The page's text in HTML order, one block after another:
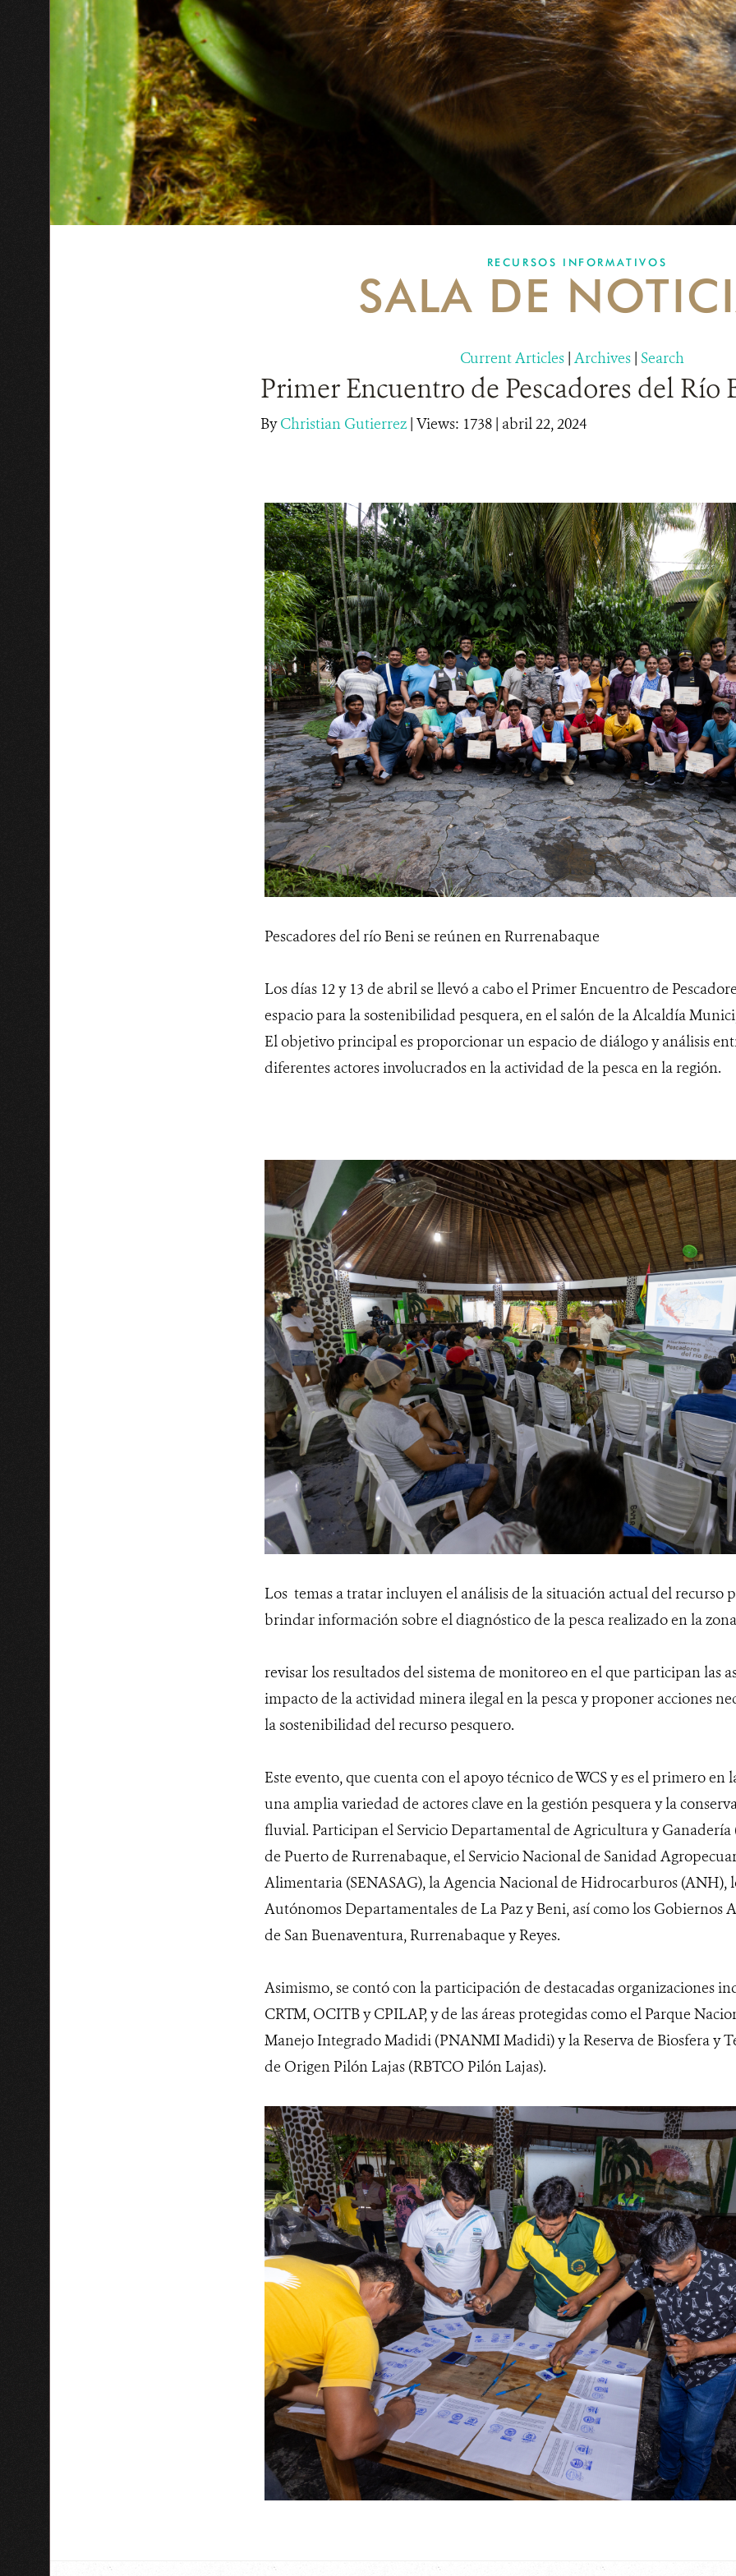
RECURSOS INFORMATIVOS
SALA DE
Current Articles | Archives | Search
Primer Encuentro de Pescadores del Río
ByChristian Gutierrez| Views: 1738| abril 22, 2024
Pescadores del río Beni se reúnen en Rurrenabaque
Los días 12 y 13 de abril se llevó a cabo el Primer Encuentro de
espacio para la sostenibilidad pesquera, en el salón de la Alcaldía
El objetivo principal es proporcionar un espacio de diálogo y análisis
diferentes actores involucrados en la actividad de la pesca en la región.
Los temas a tratar incluyen el análisis de la situación actual del recurso
brindar información sobre el diagnóstico de la pesca realizado en la
revisar los resultados del sistema de monitoreo en el que participan las
impacto de la actividad minera ilegal en la pesca y proponer acciones
la sostenibilidad del recurso pesquero.
Este evento, que cuenta con el apoyo técnico de WCS y es el primero en
una amplia variedad de actores clave en la gestión pesquera y la
fluvial. Participan el Servicio Departamental de Agricultura y Ganadería
de Puerto de Rurrenabaque, el Servicio Nacional de Sanidad
Alimentaria (SENASAG), la Agencia Nacional de Hidrocarburos (ANH),
Autónomos Departamentales de La Paz y Beni, así como los Gobiernos
de San Buenaventura, Rurrenabaque y Reyes.
Asimismo, se contó con la participación de destacadas organizaciones
CRTM, OCITB y CPILAP, y de las áreas protegidas como el Parque
Manejo Integrado Madidi (PNANMI Madidi) y la Reserva de Biosfera y
de Origen Pilón Lajas (RBTCO Pilón Lajas).